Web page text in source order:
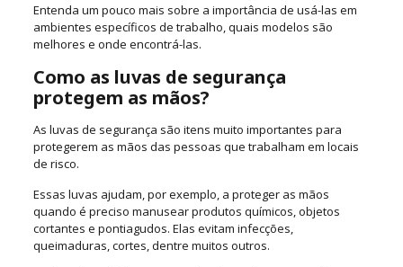
Entenda um pouco mais sobre a importância de usá-las em
ambientes específicos de trabalho, quais modelos são
melhores e onde encontrá-las.
Como as luvas de segurança
protegem as mãos?
As luvas de segurança são itens muito importantes para
protegerem as mãos das pessoas que trabalham em locais
de risco.
Essas luvas ajudam, por exemplo, a proteger as mãos
quando é preciso manusear produtos químicos, objetos
cortantes e pontiagudos. Elas evitam infecções,
queimaduras, cortes, dentre muitos outros.